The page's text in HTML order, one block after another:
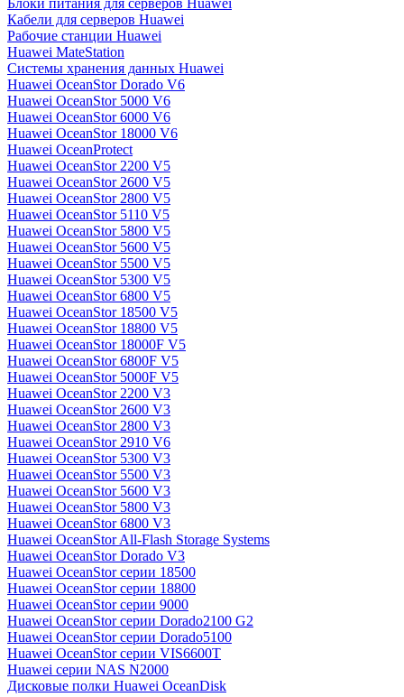
Блоки питания для серверов Huawei
Кабели для серверов Huawei
Рабочие станции Huawei
Huawei MateStation
Системы хранения данных Huawei
Huawei OceanStor Dorado V6
Huawei OceanStor 5000 V6
Huawei OceanStor 6000 V6
Huawei OceanStor 18000 V6
Huawei OceanProtect
Huawei OceanStor 2200 V5
Huawei OceanStor 2600 V5
Huawei OceanStor 2800 V5
Huawei OceanStor 5110 V5
Huawei OceanStor 5800 V5
Huawei OceanStor 5600 V5
Huawei OceanStor 5500 V5
Huawei OceanStor 5300 V5
Huawei OceanStor 6800 V5
Huawei OceanStor 18500 V5
Huawei OceanStor 18800 V5
Huawei OceanStor 18000F V5
Huawei OceanStor 6800F V5
Huawei OceanStor 5000F V5
Huawei OceanStor 2200 V3
Huawei OceanStor 2600 V3
Huawei OceanStor 2800 V3
Huawei OceanStor 2910 V6
Huawei OceanStor 5300 V3
Huawei OceanStor 5500 V3
Huawei OceanStor 5600 V3
Huawei OceanStor 5800 V3
Huawei OceanStor 6800 V3
Huawei OceanStor All-Flash Storage Systems
Huawei OceanStor Dorado V3
Huawei OceanStor серии 18500
Huawei OceanStor серии 18800
Huawei OceanStor серии 9000
Huawei OceanStor серии Dorado2100 G2
Huawei OceanStor серии Dorado5100
Huawei OceanStor серии VIS6600T
Huawei серии NAS N2000
Дисковые полки Huawei OceanDisk